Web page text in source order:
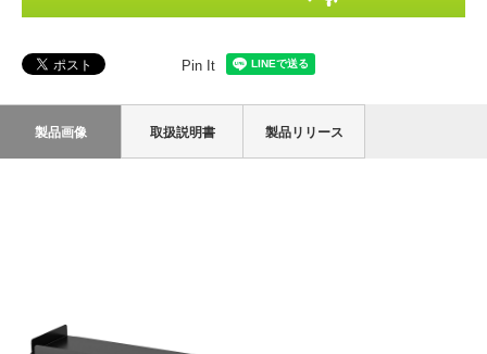
Pin It
製品画像 取扱説明書 製品リリース